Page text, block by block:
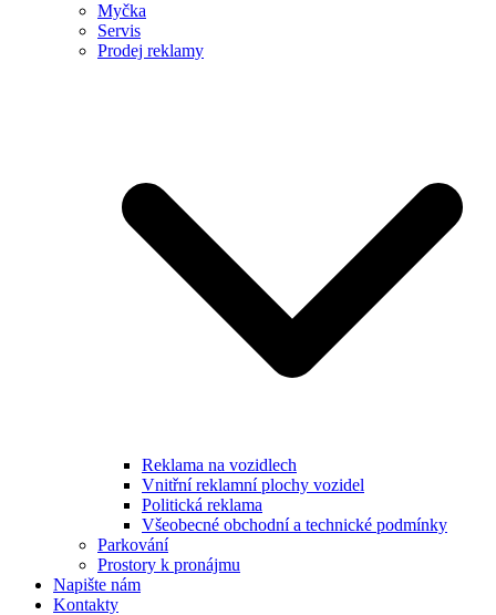
Myčka
Servis
Prodej reklamy
Reklama na vozidlech
Vnitřní reklamní plochy vozidel
Politická reklama
Všeobecné obchodní a technické podmínky
Parkování
Prostory k pronájmu
Napište nám
Kontakty